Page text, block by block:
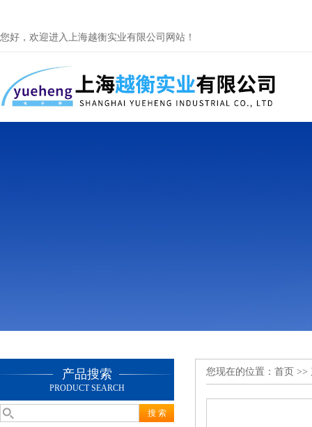
您好，欢迎进入上海越衡实业有限公司网站！
产品搜索
PRODUCT SEARCH
您现在的位置： 首页 >>